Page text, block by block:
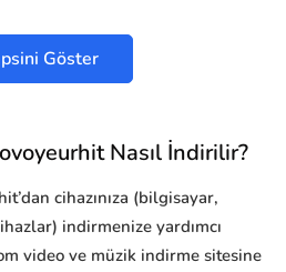
Göster
Nasıl İndirilir?
cihazınıza (bilgisayar,
indirmenize yardımcı
video ve müzik indirme sitesine